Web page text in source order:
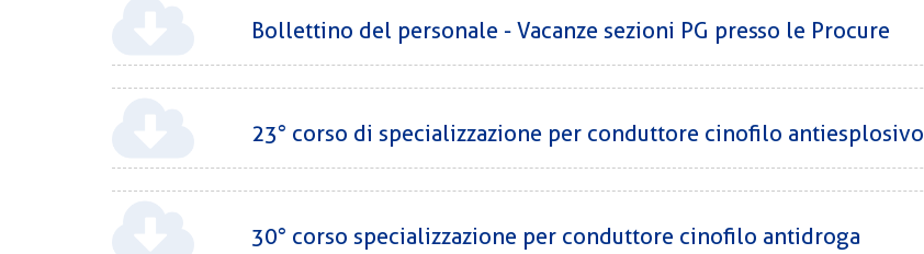
Bollettino del personale - Vacanze sezioni PG presso le Procure
23° corso di specializzazione per conduttore cinofilo antiesplosivo
30° corso specializzazione per conduttore cinofilo antidroga